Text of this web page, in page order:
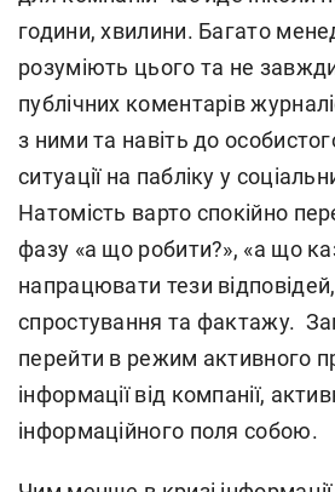
години, хвилини. Багато
розуміють цього та не
публічних коментарів
з ними та навіть до
ситуації на пабліку у
Натомість варто спокійно
фазу «а що робити?», «а що
напрацювати тези
спростування та фактажу.
перейти в режим активного
інформації від компанії,
інформаційного поля собою.